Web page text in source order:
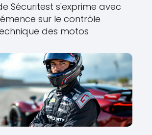
Sécuritest s'exprime avec
sur le contrôle
des motos